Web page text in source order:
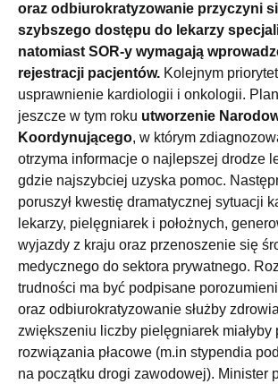
oraz odbiurokratyzowanie przyczyni
szybszego dostępu do lekarzy
natomiast SOR­-y wymagają
rejestracji pacjentów. Kolejnym
usprawnienie kardiologii i onkologii.
jeszcze w tym roku utworzenie
Koordynującego, w którym
otrzyma informacje o najlepszej drodze
gdzie najszybciej uzyska pomoc.
poruszył kwestię dramatycznej sytuacji
lekarzy, pielęgniarek i położnych,
wyjazdy z kraju oraz przenoszenie się
medycznego do sektora prywatnego.
trudności ma być podpisane
oraz odbiurokratyzowanie służby
zwiększeniu liczby pielęgniarek miałyby
rozwiązania płacowe (m.in stypendia
na początku drogi zawodowej). Minister